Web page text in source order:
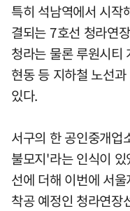
특히 석남역에서 시작
결되는 7호선 청라연
청라는 물론 루원시티
현동 등 지하철 노선
있다.
서구의 한 공인중개업
불모지'라는 인식이
선에 더해 이번에 서
착공 예정인 청라연장